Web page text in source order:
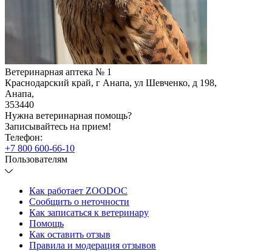
Ветеринарная аптека № 1
Краснодарский край, г Анапа, ул Шевченко, д 198,
Анапа,
353440
Нужна ветеринарная помощь?
Записывайтесь на прием!
Телефон:
+7 800 600-66-10
Пользователям
Как работает ZOODOC
Сообщить о неточности
Как записаться к ветеринару
Помощь
Как оставить отзыв
Правила и модерация отзывов